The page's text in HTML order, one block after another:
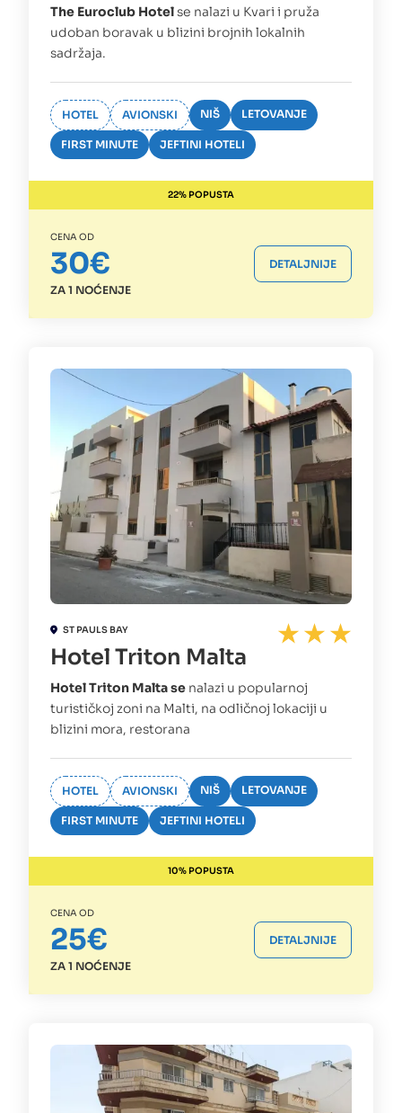
The Euroclub Hotelse nalazi u Kvari i pruža
udoban boravak u blizini brojnih lokalnih
sadržaja.
HOTEL AVIONSKI NIŠ LETOVANJE
FIRST MINUTE JEFTINI HOTELI
22% POPUSTA
CENA OD
30€
ZA 1 NOĆENJE
DETALJNIJE
ST PAULS BAY
Hotel Triton Malta
Hotel Triton Malta se nalazi u popularnoj
turističkoj zoni na Malti, na odličnoj lokaciji u
blizini mora, restorana
HOTEL AVIONSKI NIŠ LETOVANJE
FIRST MINUTE JEFTINI HOTELI
10% POPUSTA
CENA OD
25€
ZA 1 NOĆENJE
DETALJNIJE